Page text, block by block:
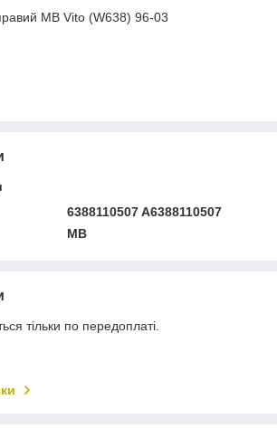
MB Vito (W638) 96-03
6388110507 A6388110507
MB
тільки по передоплаті.